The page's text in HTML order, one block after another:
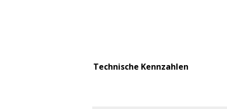
Technische Kennzahlen